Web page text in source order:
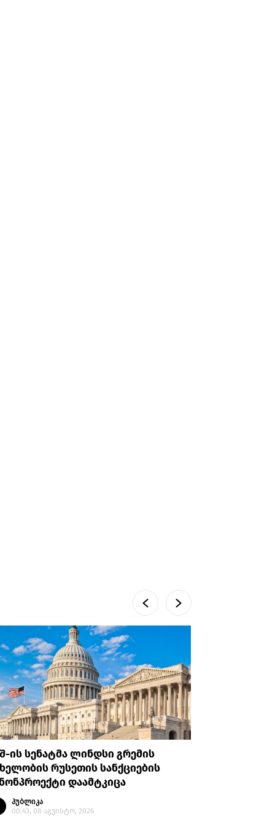
ის სენატმა ლინდსი გრემის
რუსეთის სანქციების
დაამტკიცა
პუბლიკა
00:43, 08 აგვისტო, 2026